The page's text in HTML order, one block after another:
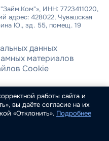
ИНН: 7723411020,
адрес: 428022, Чувашская
Ю., зд. 55, помещ. 19
данных
материалов
Cookie
работы сайта и
вы даёте согласие на их
«Отклонить». Подробнее